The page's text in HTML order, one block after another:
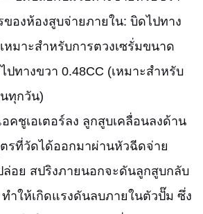
ของห้องสูบจ่ายภายใน: บิดไปทาง
หมาะสำหรับการตวงเซรั่มขนาด
ปทางขวา 0.48CC (เหมาะสำหรับ
ทุกวัน)
ชูเอเตอร์ลง ลูกสูบเคลื่อนลงด้าน
รที่วัดได้ออกมาผ่านหัวฉีดจ่าย
อย สปริงภายนอกจะดันลูกสูบกลับ
ำให้เกิดแรงดันลบภายในตัวปั๊ม ซึ่ง